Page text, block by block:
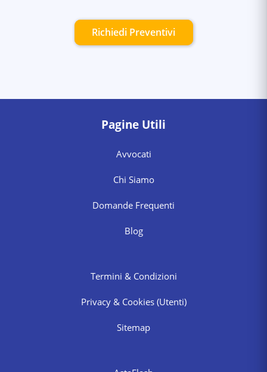
Richiedi Preventivi
Pagine Utili
Avvocati
Chi Siamo
Domande Frequenti
Blog
Termini & Condizioni
Privacy & Cookies (Utenti)
Sitemap